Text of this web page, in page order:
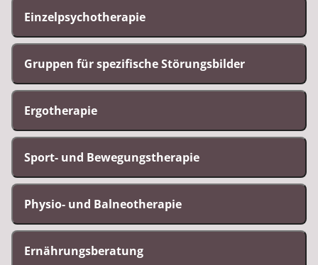
Einzelpsychotherapie
Gruppen für spezifische Störungsbilder
Ergotherapie
Sport- und Bewegungstherapie
Physio- und Balneotherapie
Ernährungsberatung